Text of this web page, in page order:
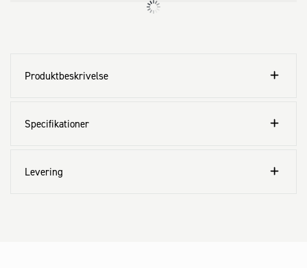
Produktbeskrivelse
Specifikationer
Levering